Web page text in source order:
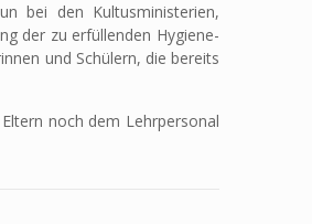
bei den Kultusministerien,
der zu erfüllenden Hygiene-
und Schülern, die bereits
noch dem Lehrpersonal